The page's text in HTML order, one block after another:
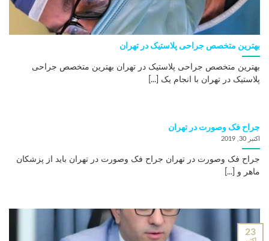
بهترین متخصص جراحی پلاستیک در تهران
بهترین متخصص جراحی پلاستیک در تهران بهترین متخصص جراحی
پلاستیک در تهران با انجام یک [...]
جراح فک وصورت در تهران
اکتبر 30, 2019
جراح فک وصورت در تهران جراح فک وصورت در تهران باید از پزشکان
ماهر و [...]
23